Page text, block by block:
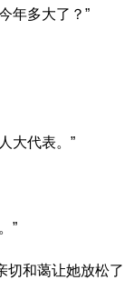
年多大了？”
大代表。”
”
和蔼让她放松